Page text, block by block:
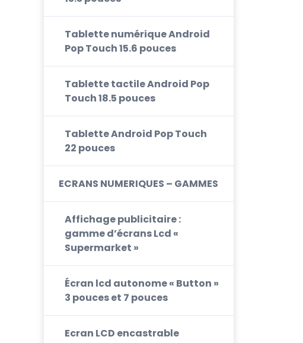
Tablette numérique Android
Pop Touch 15.6 pouces
Tablette tactile Android Pop
Touch 18.5 pouces
Tablette Android Pop Touch
22 pouces
ECRANS NUMERIQUES – GAMMES
Affichage publicitaire :
gamme d’écrans Lcd «
Supermarket »
Écran lcd autonome « Button »
3 pouces et 7 pouces
Ecran LCD encastrable